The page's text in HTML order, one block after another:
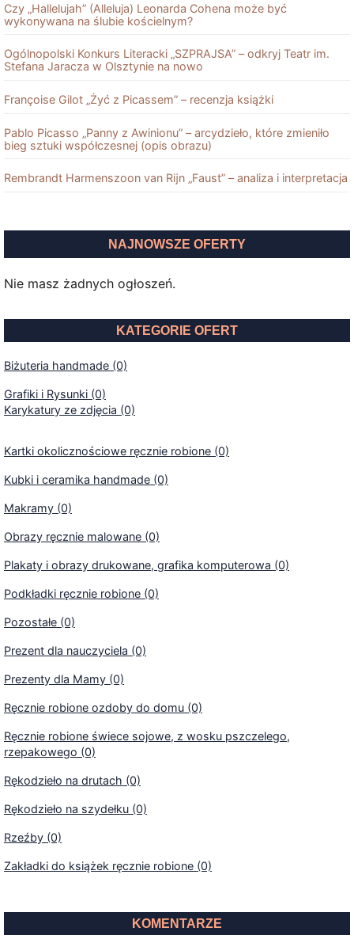
Czy „Hallelujah” (Alleluja) Leonarda Cohena może być
wykonywana na ślubie kościelnym?
Ogólnopolski Konkurs Literacki „SZPRAJSA” – odkryj Teatr im.
Stefana Jaracza w Olsztynie na nowo
Françoise Gilot „Żyć z Picassem” – recenzja książki
Pablo Picasso „Panny z Awinionu” – arcydzieło, które zmieniło
bieg sztuki współczesnej (opis obrazu)
Rembrandt Harmenszoon van Rĳn „Faust” – analiza i interpretacja
NAJNOWSZE OFERTY
Nie masz żadnych ogłoszeń.
KATEGORIE OFERT
Biżuteria handmade (0)
Grafiki i Rysunki (0)
Karykatury ze zdjęcia (0)
Kartki okolicznościowe ręcznie robione (0)
Kubki i ceramika handmade (0)
Makramy (0)
Obrazy ręcznie malowane (0)
Plakaty i obrazy drukowane, grafika komputerowa (0)
Podkładki ręcznie robione (0)
Pozostałe (0)
Prezent dla nauczyciela (0)
Prezenty dla Mamy (0)
Ręcznie robione ozdoby do domu (0)
Ręcznie robione świece sojowe, z wosku pszczelego,
rzepakowego (0)
Rękodzieło na drutach (0)
Rękodzieło na szydełku (0)
Rzeźby (0)
Zakładki do książek ręcznie robione (0)
KOMENTARZE